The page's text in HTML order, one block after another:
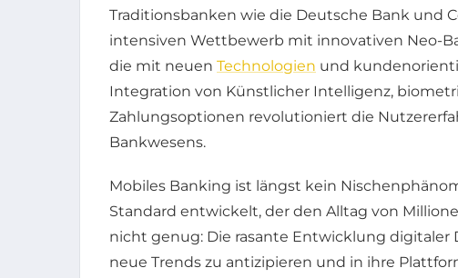
Traditionsbanken wie die Deutsche Bank und
intensiven Wettbewerb mit innovativen Neo-
die mit neuen Technologien und
Integration von Künstlicher Intelligenz,
Zahlungsoptionen revolutioniert die
Bankwesens.
Mobiles Banking ist längst kein
Standard entwickelt, der den Alltag von
nicht genug: Die rasante Entwicklung digitaler
neue Trends zu antizipieren und in ihre